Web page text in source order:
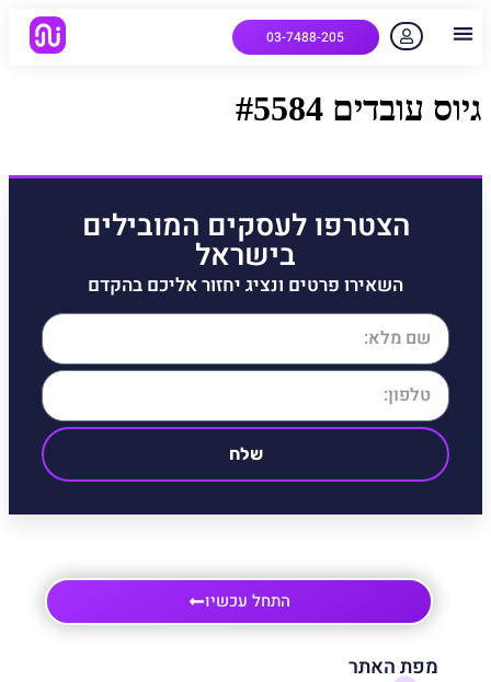
03-7488-205
גיוס עובדים #5584
הצטרפו לעסקים המובילים
בישראל
השאירו פרטים ונציג יחזור אליכם בהקדם
שלח
התחל עכשיו
מפת האתר